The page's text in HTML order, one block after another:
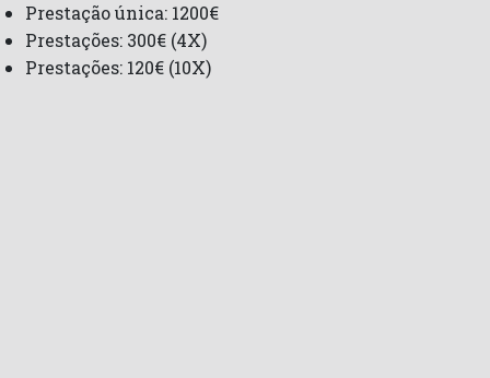
Prestação única: 1200€
Prestações: 300€ (4X)
Prestações: 120€ (10X)